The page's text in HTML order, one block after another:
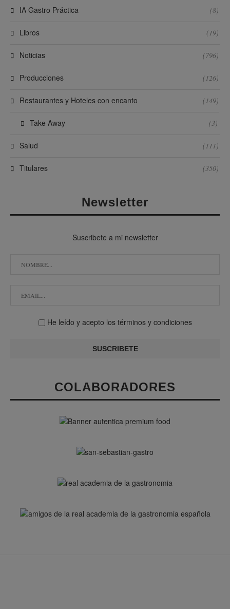
IA Gastro Práctica (8)
Libros (19)
Noticias (796)
Producciones (126)
Restaurantes y Hoteles con encanto (149)
Take Away (3)
Salud (111)
Titulares (350)
Newsletter
Suscribete a mi newsletter
He leído y acepto los términos y condiciones
COLABORADORES